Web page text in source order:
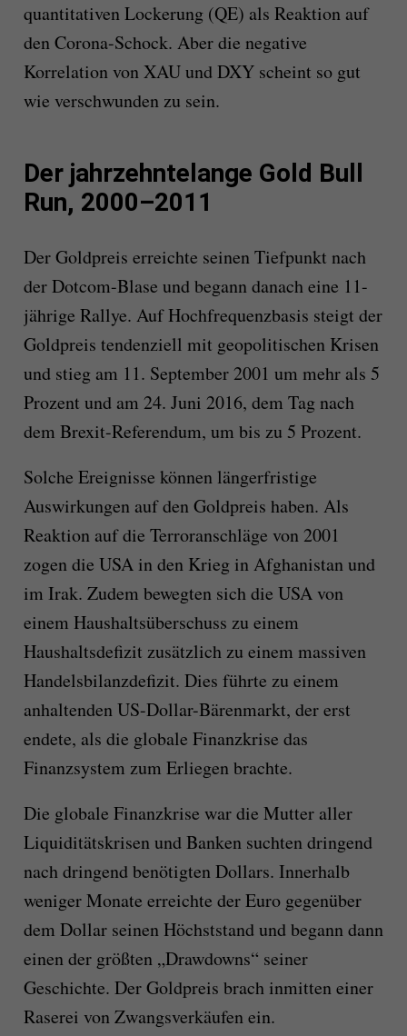
quantitativen Lockerung (QE) als Reaktion auf
den Corona-Schock. Aber die negative
Korrelation von XAU und DXY scheint so gut
wie verschwunden zu sein.
Der jahrzehntelange Gold Bull
Run, 2000–2011
Der Goldpreis erreichte seinen Tiefpunkt nach
der Dotcom-Blase und begann danach eine 11-
jährige Rallye. Auf Hochfrequenzbasis steigt der
Goldpreis tendenziell mit geopolitischen Krisen
und stieg am 11. September 2001 um mehr als 5
Prozent und am 24. Juni 2016, dem Tag nach
dem Brexit-Referendum, um bis zu 5 Prozent.
Solche Ereignisse können längerfristige
Auswirkungen auf den Goldpreis haben. Als
Reaktion auf die Terroranschläge von 2001
zogen die USA in den Krieg in Afghanistan und
im Irak. Zudem bewegten sich die USA von
einem Haushaltsüberschuss zu einem
Haushaltsdefizit zusätzlich zu einem massiven
Handelsbilanzdefizit. Dies führte zu einem
anhaltenden US-Dollar-Bärenmarkt, der erst
endete, als die globale Finanzkrise das
Finanzsystem zum Erliegen brachte.
Die globale Finanzkrise war die Mutter aller
Liquiditätskrisen und Banken suchten dringend
nach dringend benötigten Dollars. Innerhalb
weniger Monate erreichte der Euro gegenüber
dem Dollar seinen Höchststand und begann dann
einen der größten „Drawdowns“ seiner
Geschichte. Der Goldpreis brach inmitten einer
Raserei von Zwangsverkäufen ein.